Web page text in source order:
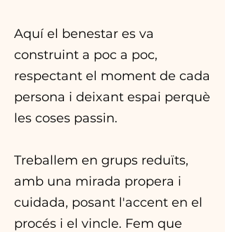
Aquí el benestar es va
construint a poc a poc,
respectant el moment de cada
persona i deixant espai perquè
les coses passin.
Treballem en grups reduïts,
amb una mirada propera i
cuidada, posant l'accent en el
procés i el vincle. Fem que